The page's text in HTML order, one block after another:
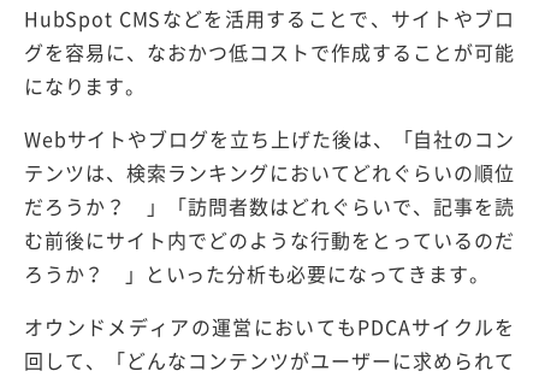
HubSpot CMSなどを活用することで、サイトやブロ
グを容易に、なおかつ低コストで作成することが可能
になります。
Webサイトやブログを立ち上げた後は、「自社のコン
テンツは、検索ランキングにおいてどれぐらいの順位
だろうか？ 」「訪問者数はどれぐらいで、記事を読
む前後にサイト内でどのような行動をとっているのだ
ろうか？ 」といった分析も必要になってきます。
オウンドメディアの運営においてもPDCAサイクルを
回して、「どんなコンテンツがユーザーに求められて